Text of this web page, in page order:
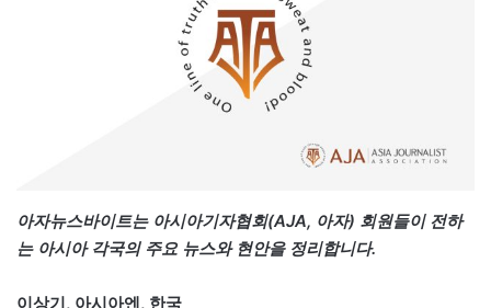
아자뉴스바이트는 아시아기자협회(AJA, 아자) 회원들이 전하
는 아시아 각국의 주요 뉴스와 현안을 정리합니다.
이상기, 아시아엔, 한국